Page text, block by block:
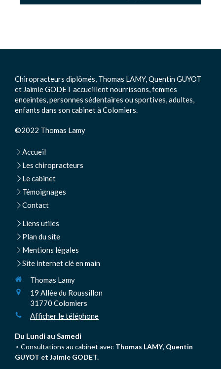
Chiropracteurs diplômés, Thomas LAMY, Quentin GUYOT
et Jaimie GODET accueillent nourrissons, femmes
enceintes, personnes sédentaires ou sportives, adultes,
enfants dans son cabinet à Colomiers.
©2022 Thomas Lamy
Accueil
Les chiropracteurs
Le cabinet
Témoignages
Contact
Liens utiles
Plan du site
Mentions légales
Site internet clé en main
Thomas Lamy
19 Allée du Roussillon
31770 Colomiers
Afficher le téléphone
Du Lundi au Samedi
> Consultations au cabinet avec Thomas LAMY, Quentin
GUYOT et Jaimie GODET.